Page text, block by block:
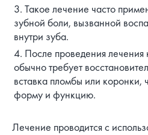
Такое лечение часто
зубной боли, вызванной
внутри зуба.
После проведения
обычно требует
вставка пломбы или коронки,
форму и функцию.
Лечение проводится с